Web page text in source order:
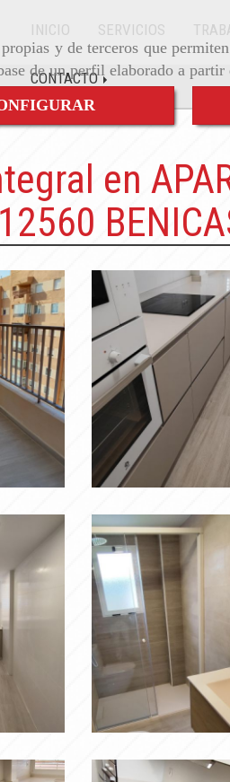
y de terceros que
de un perfil elaborado a
INICIO SERVICIOS
CONTACTO
en
m